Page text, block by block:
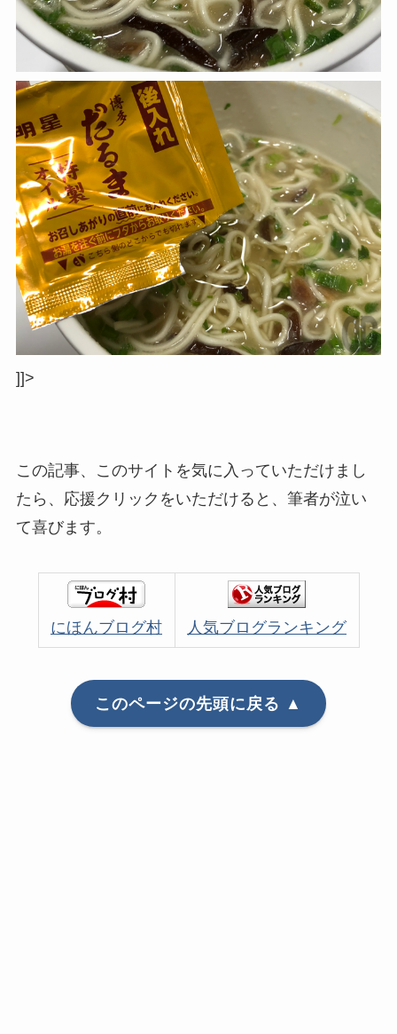
]]>
この記事、このサイトを気に入っていただけまし
たら、応援クリックをいただけると、筆者が泣い
て喜びます。
にほんブログ村 人気ブログランキング
このページの先頭に戻る ▲